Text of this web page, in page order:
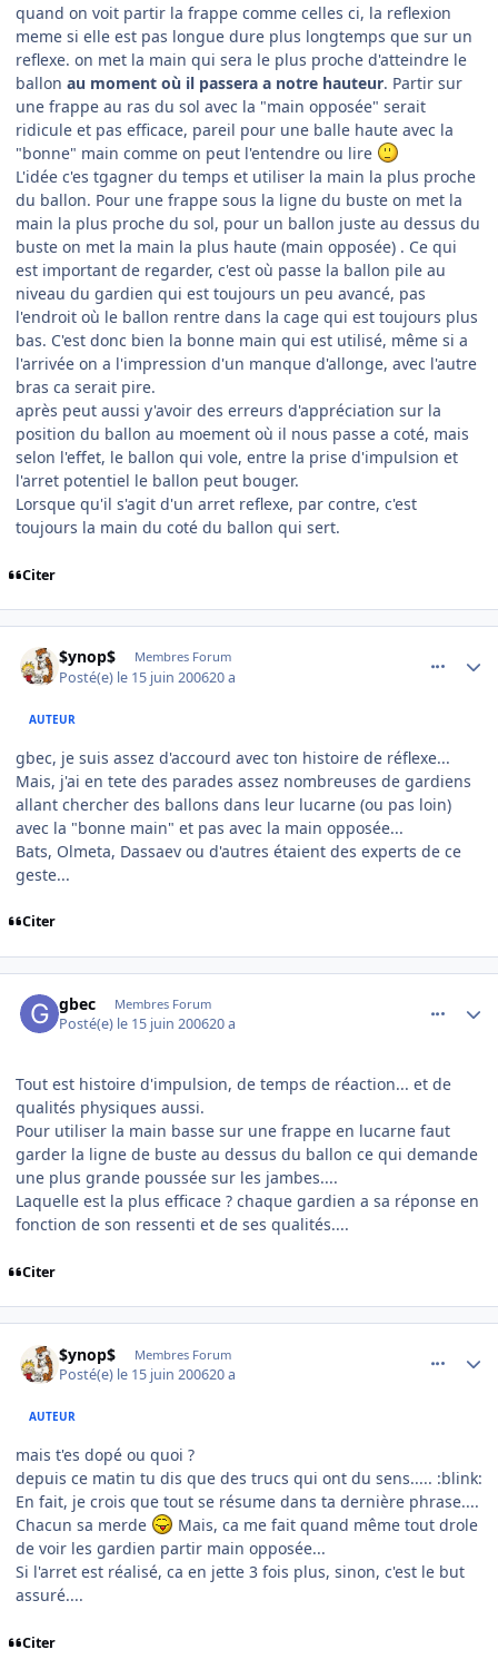
quand on voit partir la frappe comme celles ci, la reflexion
meme si elle est pas longue dure plus longtemps que sur un
reflexe. on met la main qui sera le plus proche d'atteindre le
ballon au moment où il passera a notre hauteur. Partir sur
une frappe au ras du sol avec la "main opposée" serait
ridicule et pas efficace, pareil pour une balle haute avec la
"bonne" main comme on peut l'entendre ou lire
L'idée c'es tgagner du temps et utiliser la main la plus proche
du ballon. Pour une frappe sous la ligne du buste on met la
main la plus proche du sol, pour un ballon juste au dessus du
buste on met la main la plus haute (main opposée) . Ce qui
est important de regarder, c'est où passe la ballon pile au
niveau du gardien qui est toujours un peu avancé, pas
l'endroit où le ballon rentre dans la cage qui est toujours plus
bas. C'est donc bien la bonne main qui est utilisé, même si a
l'arrivée on a l'impression d'un manque d'allonge, avec l'autre
bras ca serait pire.
après peut aussi y'avoir des erreurs d'appréciation sur la
position du ballon au moement où il nous passe a coté, mais
selon l'effet, le ballon qui vole, entre la prise d'impulsion et
l'arret potentiel le ballon peut bouger.
Lorsque qu'il s'agit d'un arret reflexe, par contre, c'est
toujours la main du coté du ballon qui sert.
Citer
$ynop$ Membres Forum
Posté(e) le 15 juin 200620 a
AUTEUR
gbec, je suis assez d'accourd avec ton histoire de réflexe...
Mais, j'ai en tete des parades assez nombreuses de gardiens
allant chercher des ballons dans leur lucarne (ou pas loin)
avec la "bonne main" et pas avec la main opposée...
Bats, Olmeta, Dassaev ou d'autres étaient des experts de ce
geste...
Citer
gbec Membres Forum
Posté(e) le 15 juin 200620 a
Tout est histoire d'impulsion, de temps de réaction... et de
qualités physiques aussi.
Pour utiliser la main basse sur une frappe en lucarne faut
garder la ligne de buste au dessus du ballon ce qui demande
une plus grande poussée sur les jambes....
Laquelle est la plus efficace ? chaque gardien a sa réponse en
fonction de son ressenti et de ses qualités....
Citer
$ynop$ Membres Forum
Posté(e) le 15 juin 200620 a
AUTEUR
mais t'es dopé ou quoi ?
depuis ce matin tu dis que des trucs qui ont du sens..... :blink:
En fait, je crois que tout se résume dans ta dernière phrase....
Chacun sa merde
Mais, ca me fait quand même tout drole
de voir les gardien partir main opposée...
Si l'arret est réalisé, ca en jette 3 fois plus, sinon, c'est le but
assuré....
Citer